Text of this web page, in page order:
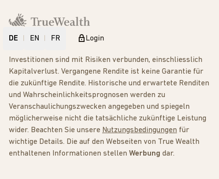
DE EN FR Login
Investitionen sind mit Risiken verbunden, einschliesslich
Kapitalverlust. Vergangene Rendite ist keine Garantie für
die zukünftige Rendite. Historische und erwartete Renditen
und Wahrscheinlichkeitsprognosen werden zu
Veranschaulichungszwecken angegeben und spiegeln
möglicherweise nicht die tatsächliche zukünftige Leistung
wider. Beachten Sie unsere Nutzungsbedingungen für
wichtige Details. Die auf den Webseiten von True Wealth
enthaltenen Informationen stellen Werbung dar.